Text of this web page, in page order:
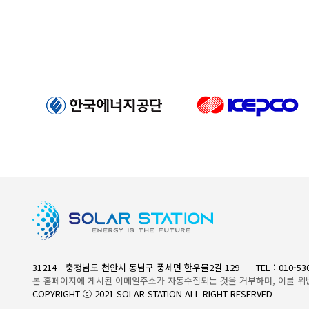
31214 충청남도 천안시 동남구 풍세면 한우물2길 129
TEL : 010-
본 홈페이지에 게시된 이메일주소가 자동수집되는 것을 거부하며, 이를
COPYRIGHT ⓒ 2021 SOLAR STATION ALL RIGHT RESERVED